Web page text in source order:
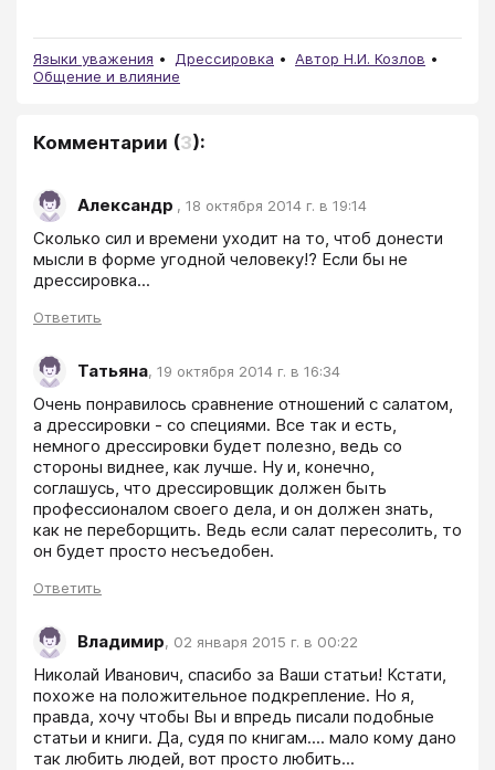
Языки уважения Дрессировка
Автор Н.И. Козлов
Общение и влияние
Комментарии (3):
Александр , 18 октября 2014 г. в 19:14
Сколько сил и времени уходит на то, чтоб донести
мысли в форме угодной человеку!? Если бы не
дрессировка...
Ответить
Татьяна, 19 октября 2014 г. в 16:34
Очень понравилось сравнение отношений с салатом,
а дрессировки - со специями. Все так и есть,
немного дрессировки будет полезно, ведь со
стороны виднее, как лучше. Ну и, конечно,
соглашусь, что дрессировщик должен быть
профессионалом своего дела, и он должен знать,
как не переборщить. Ведь если салат пересолить, то
он будет просто несъедобен.
Ответить
Владимир, 02 января 2015 г. в 00:22
Николай Иванович, спасибо за Ваши статьи! Кстати,
похоже на положительное подкрепление. Но я,
правда, хочу чтобы Вы и впредь писали подобные
статьи и книги. Да, судя по книгам.... мало кому дано
так любить людей, вот просто любить...